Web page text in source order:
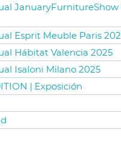
Esprit Meuble Paris
Hábitat Valencia 2025
Isaloni Milano 2025
| Exposición